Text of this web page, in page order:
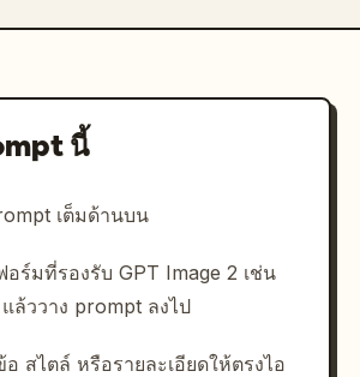
ข้างหน้าเข้าสู่ท่าปัดป้องออกด้านนอก
ปัดป้องเข้าด้านในแบบกวาดขึ้น
ะโพกเพื่อชกตรง จากนั้นถ่ายน้ำหนักเข้า
อย่างนุ่มนวลและยืดขาออกเป็นท่าเตะ
ถอยหลังเข้าสู่ท่าป้องกัน ลดตัวลงสู่ท่าปัด
มาเป็นท่าชกฮุค
ลักไปข้างหน้า
นี้
เต็มด้านบน
อร์มที่รองรับ GPT Image 2 เช่น
ล้ววาง prompt ลงไป
อ สไตล์ หรือรายละเอียดให้ตรงไอ